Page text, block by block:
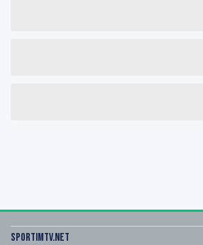
sportimtv.net